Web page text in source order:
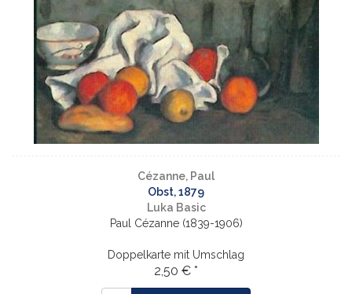
Cézanne, Paul
Obst, 1879
Luka Basic
Paul Cézanne (1839-1906)
Doppelkarte mit Umschlag
2,50 € *